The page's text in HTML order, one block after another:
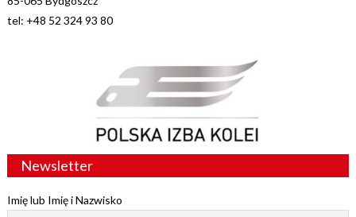
tel: +48 52 324 93 80
Newsletter
Imię lub Imię i Nazwisko